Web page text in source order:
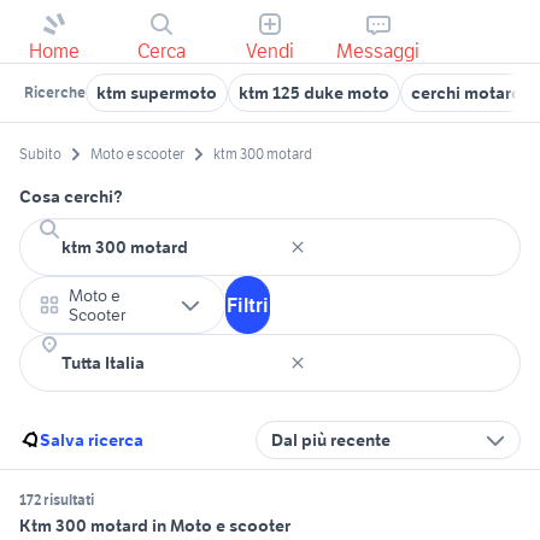
Home Cerca Vendi Messaggi
Ricerche ktm supermoto ktm 125 duke moto cerchi motard
Subito Moto e scooter ktm 300 motard
Cosa cerchi?
Moto e
Scooter
Filtri
Salva ricerca Dal più recente
172 risultati
Ktm 300 motard in Moto e scooter